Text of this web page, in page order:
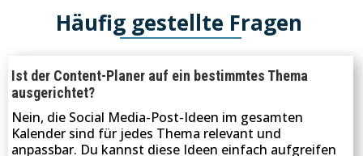
Häufig gestellte Fragen
Ist der Content-Planer auf ein bestimmtes Thema
ausgerichtet?
Nein, die Social Media-Post-Ideen im gesamten
Kalender sind für jedes Thema relevant und
anpassbar. Du kannst diese Ideen einfach aufgreifen